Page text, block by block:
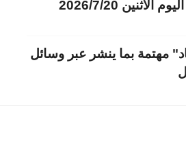
الاثنين 2026/7/20
مهتمة بما ينشر عبر وسائل